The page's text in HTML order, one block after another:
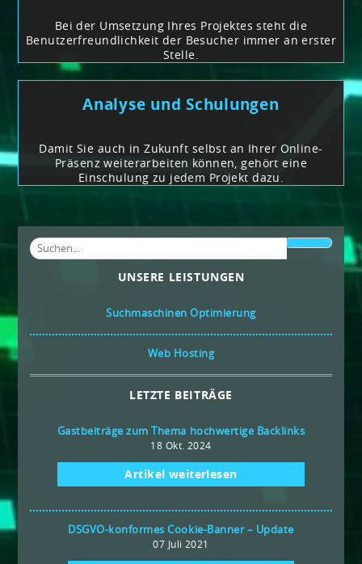
Bei der Umsetzung Ihres Projektes steht die
Benutzerfreundlichkeit der Besucher immer an erster
Stelle.
Analyse und Schulungen
Damit Sie auch in Zukunft selbst an Ihrer Online-
Präsenz weiterarbeiten können, gehört eine
Einschulung zu jedem Projekt dazu.
UNSERE LEISTUNGEN
Suchmaschinen Optimierung
Web Hosting
LETZTE BEITRÄGE
Gastbeiträge zum Thema hochwertige Backlinks
18 Okt. 2024
Artikel weiterlesen
DSGVO-konformes Cookie-Banner – Update
07 Juli 2021